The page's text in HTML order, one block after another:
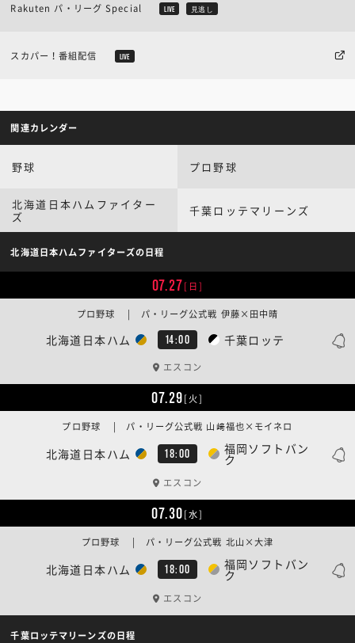
Rakuten パ・リーグ Special LIVE 見逃し
スカパー！番組配信 LIVE
関連カレンダー
野球 プロ野球
北海道日本ハムファイター
ズ
千葉ロッテマリーンズ
北海道日本ハムファイターズの日程
07.27[日]
北海道日本ハム 14:00 千葉ロッテ
プロ野球 | パ・リーグ公式戦 伊藤×田中晴
エスコン
07.29[火]
北海道日本ハム 18:00 福岡ソフトバン
ク
プロ野球 | パ・リーグ公式戦 山﨑福也×モイネロ
エスコン
07.30[水]
北海道日本ハム 18:00 福岡ソフトバン
ク
プロ野球 | パ・リーグ公式戦 北山×大津
エスコン
千葉ロッテマリーンズの日程